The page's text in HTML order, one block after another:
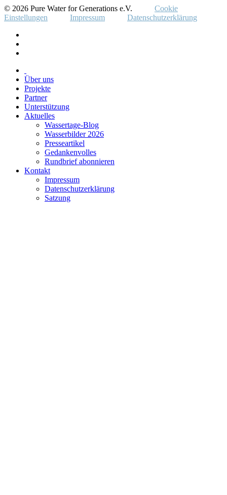
© 2026 Pure Water for Generations e.V.
Cookie
Einstellungen
Impressum Datenschutzerklärung
Über uns
Projekte
Partner
Unterstützung
Aktuelles
Wassertage-Blog
Wasserbilder 2026
Presseartikel
Gedankenvolles
Rundbrief abonnieren
Kontakt
Impressum
Datenschutzerklärung
Satzung